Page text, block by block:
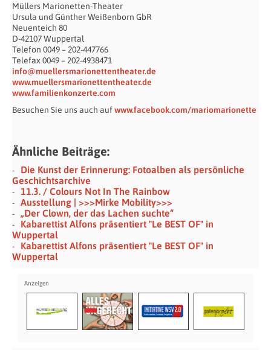
Müllers Marionetten-Theater
Ursula und Günther Weißenborn GbR
Neuenteich 80
D-42107 Wuppertal
Telefon 0049 – 202-447766
Telefax 0049 – 202-4938471
info@muellersmarionettentheater.de
www.muellersmarionettentheater.de
www.familienkonzerte.com
Besuchen Sie uns auch auf www.facebook.com/mariomarionette
Ähnliche Beiträge:
Die Kunst der Erinnerung: Fotoalben als persönliche
Geschichtsarchive
11.3. / Colours Not In The Rainbow
Ausstellung | >>>Mirke Mobility>>>
„Der Clown, der das Lachen suchte“
Kabarettist Alfons präsentiert "Le BEST OF" in
Wuppertal
Kabarettist Alfons präsentiert "Le BEST OF" in
Wuppertal